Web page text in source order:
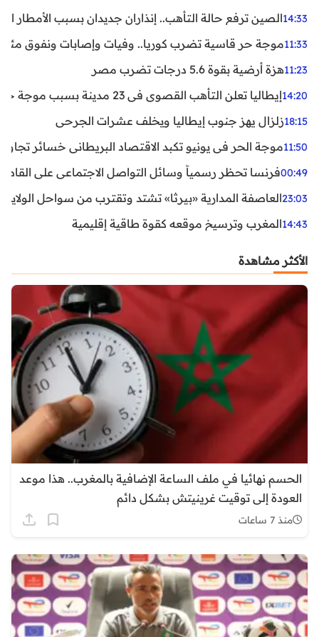
14:33الصين ترفع حالة التأهب.. إنذاران جديدان بسبب الأمطار
11:33موجة حر قاسية تضرب كوريا.. وفيات وإصابات ونفوق مئات
11:23هزة أرضية بقوة 5.6 درجات تضرب مصر
14:20إيطاليا تعلن التأهب القصوى في 23 مدينة بسبب موجة حر شديدة
18:15زلزال يهز جنوب إيطاليا ويخلف عشرات الجرحى
11:50موجة الحر في يونيو تكبد الاقتصاد البريطاني خسائر تجاوزت 1.5 مليار
00:49فرنسا تحظر رسمياً وسائل التواصل الاجتماعي على القاصرين
23:03العاصفة المدارية «بيرثا» تشتد وتقترب من سواحل
14:43المغرب وترسيخ موقعه كقوة طاقية إقليمية
الأكثر مشاهدة
الحسم نهائيا في ملف الساعة الإضافية بالمغرب.. هذا موعد
العودة إلى توقيت غرينيتش بشكل دائم
منذ 7 ساعات